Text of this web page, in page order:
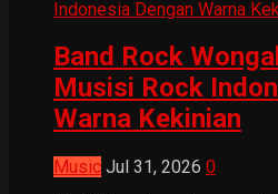
Band Rock
Musisi Rock
Warna Kekinian
Music Jul 31, 2026 0